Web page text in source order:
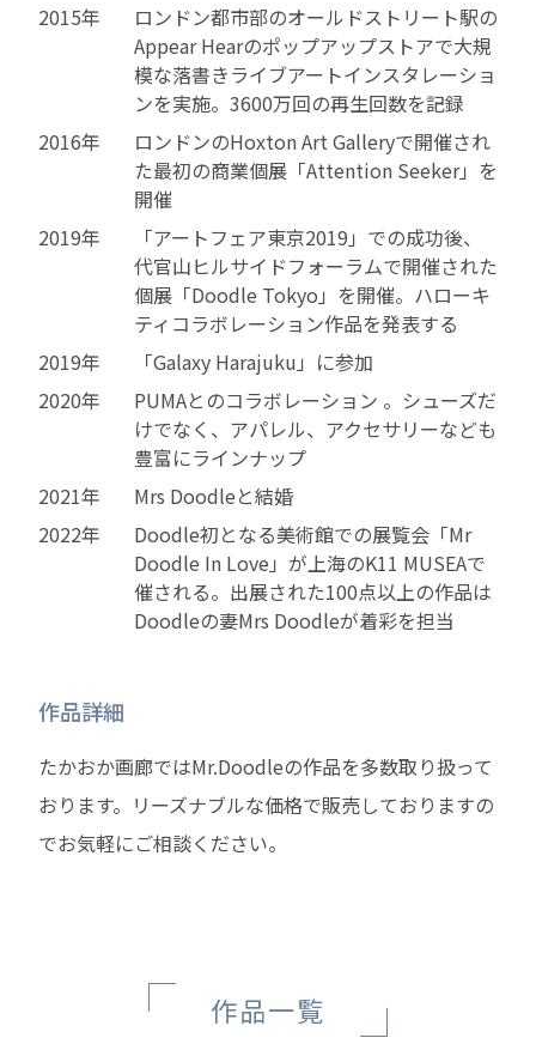
2015年
ロンドン都市部のオールドストリート駅の
Appear Hearのポップアップストアで大規
模な落書きライブアートインスタレーショ
ンを実施。3600万回の再生回数を記録
2016年
ロンドンのHoxton Art Galleryで開催され
た最初の商業個展「Attention Seeker」を
開催
2019年
「アートフェア東京2019」での成功後、
代官山ヒルサイドフォーラムで開催された
個展「Doodle Tokyo」を開催。ハローキ
ティコラボレーション作品を発表する
2019年
「Galaxy Harajuku」に参加
2020年
PUMAとのコラボレーション 。シューズだ
けでなく、アパレル、アクセサリーなども
豊富にラインナップ
2021年
Mrs Doodleと結婚
2022年
Doodle初となる美術館での展覧会「Mr
Doodle In Love」が上海のK11 MUSEAで
催される。出展された100点以上の作品は
Doodleの妻Mrs Doodleが着彩を担当
作品詳細
たかおか画廊ではMr.Doodleの作品を多数取り扱って
おります。リーズナブルな価格で販売しておりますの
でお気軽にご相談ください。
作品一覧